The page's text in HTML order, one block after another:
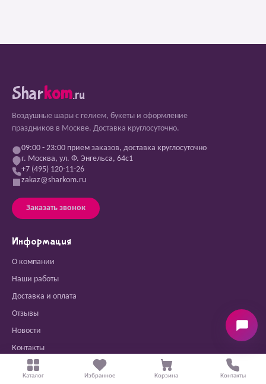
Sharkom.ru
Воздушные шары с гелием, букеты и оформление
праздников в Москве. Доставка круглосуточно.
09:00 - 23:00 прием заказов, доставка круглосуточно
г. Москва, ул. Ф. Энгельса, 64с1
+7 (495) 120-11-26
zakaz@sharkom.ru
Заказать звонок
Информация
О компании
Наши работы
Доставка и оплата
Отзывы
Новости
Контакты
Вопросы и ответы
Каталог Избранное Корзина Контакты